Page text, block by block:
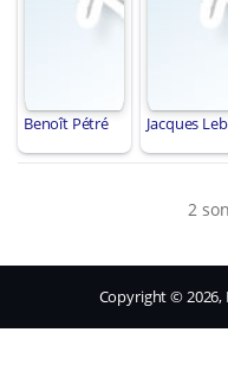
Benoît Pétré Jacques
2
Copyright © 2026,